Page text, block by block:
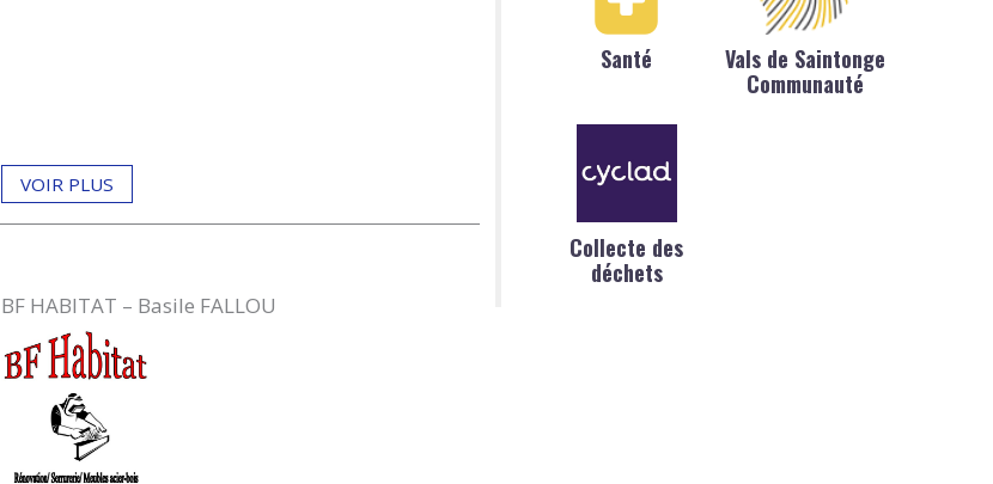
VOIR PLUS
BF HABITAT – Basile FALLOU
Santé
Vals de Saintonge
Communauté
Collecte des
déchets